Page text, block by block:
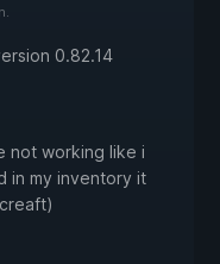
0.82.14
not working like i
in my inventory it